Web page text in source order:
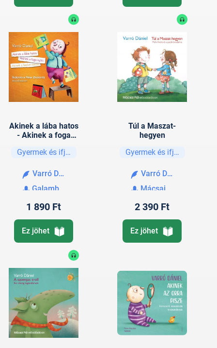
Akinek a lába hatos
- Akinek a foga
kedve dacos
Gyermek és ifjúsági
Varró Dániel
Galambos Péter
1 890 Ft
Ez jöhet
Túl a Maszat-
hegyen
Gyermek és ifjúsági
Varró Dániel
Mácsai Pál
2 390 Ft
Ez jöhet